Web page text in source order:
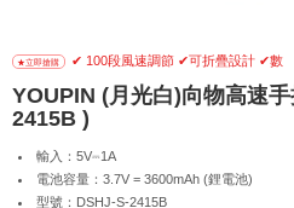
✔ 100段風速調節 ✔可折疊設計 ✔數
YOUPIN (月光白)向物高速
2415B )
輸入：5V⎓1A
電池容量：3.7V = 3600mAh (鋰電池)
型號：DSHJ-S-2415B